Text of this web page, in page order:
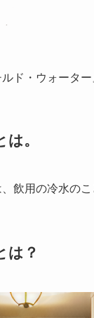
ド・ウォータ
。
飲用の冷水の
は？